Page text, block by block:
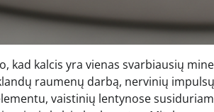
kad kalcis yra vienas svarbiausių
raumenų darbą, nervinių
vaistinių lentynose